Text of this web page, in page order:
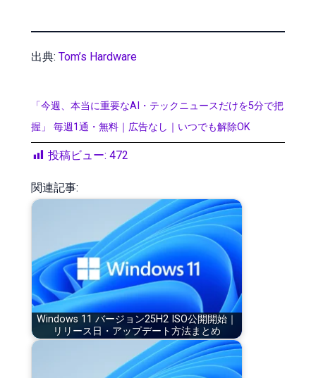
出典: Tom’s Hardware
「今週、本当に重要なAI・テックニュースだけを5分で把
握」 毎週1通・無料｜広告なし｜いつでも解除OK
投稿ビュー: 472
関連記事:
Windows 11 バージョン25H2 ISO公開開始｜
リリース日・アップデート方法まとめ